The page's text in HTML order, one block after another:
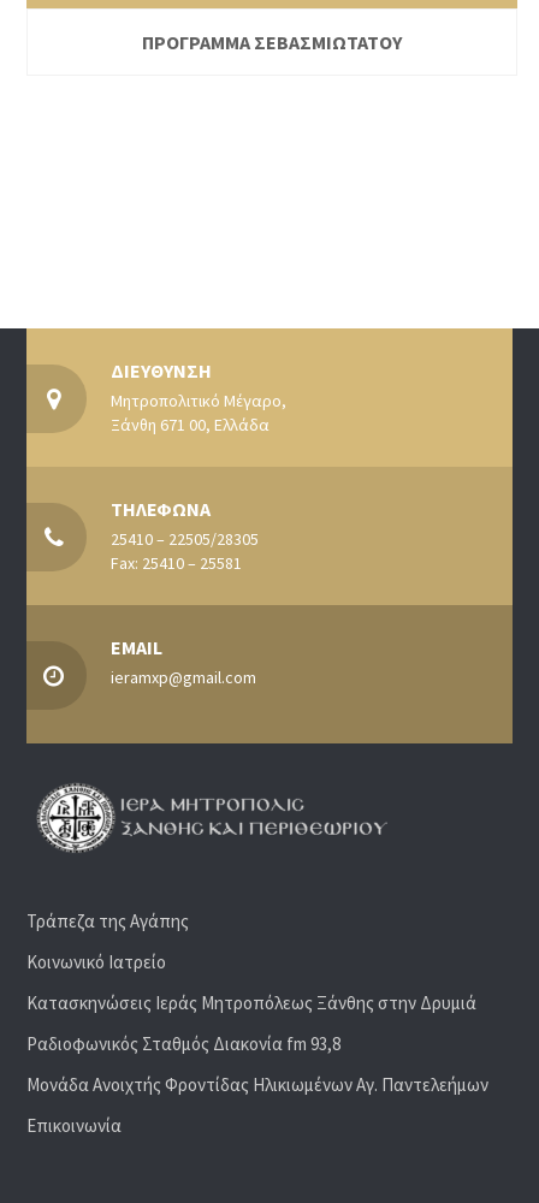
ΠΡΟΓΡΑΜΜΑ ΣΕΒΑΣΜΙΩΤΑΤΟΥ
ΔΙΕΥΘΥΝΣΗ
Μητροπολιτικό Μέγαρο,
Ξάνθη 671 00, Ελλάδα
ΤΗΛΕΦΩΝΑ
25410 – 22505/28305
Fax: 25410 – 25581
EMAIL
ieramxp@gmail.com
Τράπεζα της Αγάπης
Κοινωνικό Ιατρείο
Κατασκηνώσεις Ιεράς Μητροπόλεως Ξάνθης στην Δρυμιά
Ραδιoφωνικός Σταθμός Διακονία fm 93,8
Μονάδα Ανοιχτής Φροντίδας Ηλικιωμένων Αγ. Παντελεήμων
Επικοινωνία